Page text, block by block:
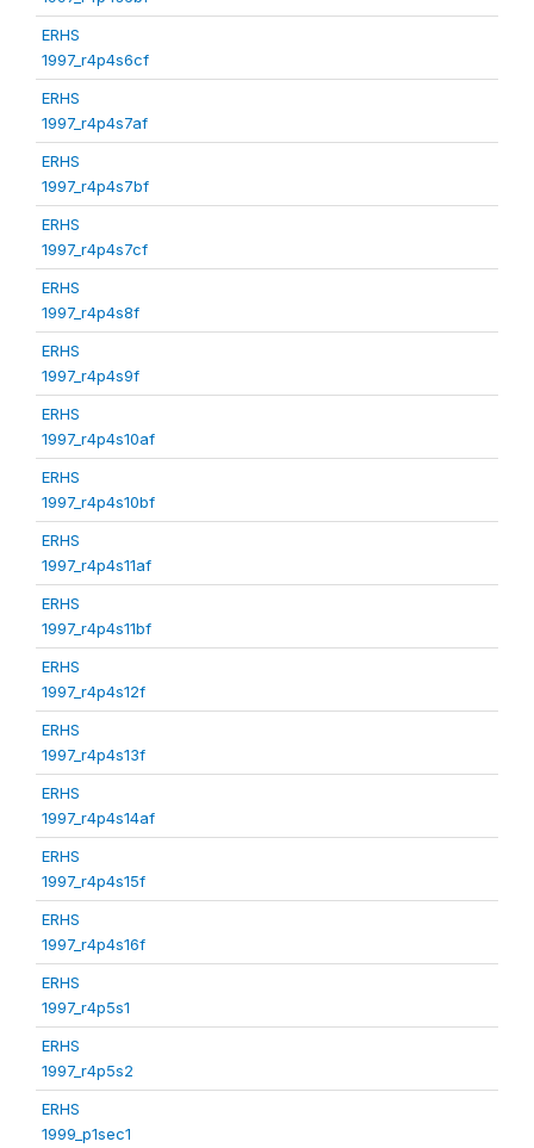
ERHS
1997_r4p4s6cf
ERHS
1997_r4p4s7af
ERHS
1997_r4p4s7bf
ERHS
1997_r4p4s7cf
ERHS
1997_r4p4s8f
ERHS
1997_r4p4s9f
ERHS
1997_r4p4s10af
ERHS
1997_r4p4s10bf
ERHS
1997_r4p4s11af
ERHS
1997_r4p4s11bf
ERHS
1997_r4p4s12f
ERHS
1997_r4p4s13f
ERHS
1997_r4p4s14af
ERHS
1997_r4p4s15f
ERHS
1997_r4p4s16f
ERHS
1997_r4p5s1
ERHS
1997_r4p5s2
ERHS
1999_p1sec1